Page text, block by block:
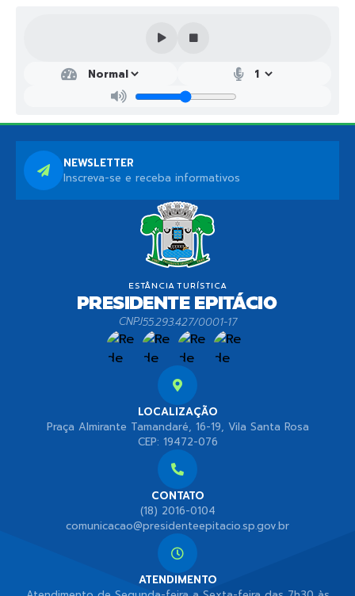
LOCALIZAÇÃO
Praça Almirante Tamandaré, 16-19, Vila Santa Rosa
CEP: 19472-076
CONTATO
(18) 2016-0104
comunicacao@presidenteepitacio.sp.gov.br
ATENDIMENTO
CNPJ55.293.427/0001-17
NEWSLETTER
Inscreva-se e receba informativos